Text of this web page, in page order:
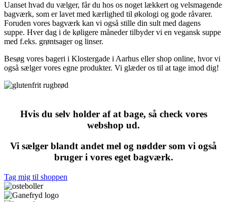
Uanset hvad du vælger, får du hos os noget lækkert og velsmagende
bagværk, som er lavet med kærlighed til økologi og gode råvarer.
Foruden vores bagværk kan vi også stille din sult med dagens
suppe. Hver dag i de køligere måneder tilbyder vi en vegansk suppe
med f.eks. grøntsager og linser.
Besøg vores bageri i Klostergade i Aarhus eller shop online, hvor vi
også sælger vores egne produkter. Vi glæder os til at tage imod dig!
Hvis du selv holder af at bage, så check vores
webshop ud.
Vi sælger blandt andet mel og nødder som vi også
bruger i vores eget bagværk.
Tag mig til shoppen